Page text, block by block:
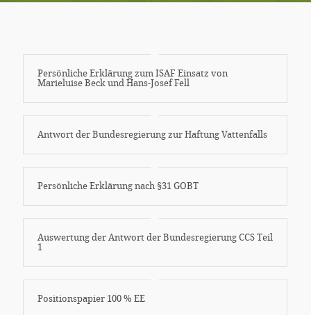
Persönliche Erklärung zum ISAF Einsatz von
Marieluise Beck und Hans-Josef Fell
Antwort der Bundesregierung zur Haftung Vattenfalls
Persönliche Erklärung nach §31 GOBT
Auswertung der Antwort der Bundesregierung CCS Teil
1
Positionspapier 100 % EE